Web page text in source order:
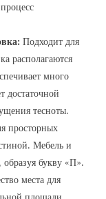
Подходит для
располагаются
много
достаточной
тесноты.
просторных
Мебель и
образуя букву «П».
места для